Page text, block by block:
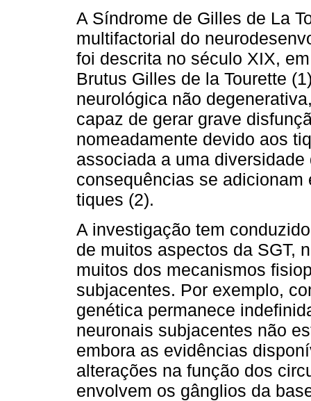
A Síndrome de Gilles de La
multifactorial do
foi descrita no século XIX,
Brutus Gilles de la Tourette
neurológica não
capaz de gerar grave
nomeadamente devido aos
associada a uma
consequências se
tiques (2).
A investigação tem
de muitos aspectos da SGT,
muitos dos mecanismos
subjacentes. Por exemplo,
genética permanece
neuronais subjacentes não
embora as evidências
alterações na função dos
envolvem os gânglios da